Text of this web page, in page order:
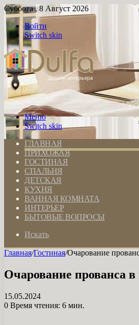
Суббота , 8 Август 2026
Войти
Switch skin
Меню
Switch skin
ГЛАВНАЯ
ПРИХОЖАЯ
ГОСТИНАЯ
СПАЛЬНЯ
ДЕТСКАЯ
КУХНЯ
ВАННАЯ КОМНАТА
ИНТЕРЬЕР
БЫТОВЫЕ ВОПРОСЫ
Искать
Главная/Гостиная/Очарование
Очарование прованса
15.05.2024
0 Время чтения: 6 мин.